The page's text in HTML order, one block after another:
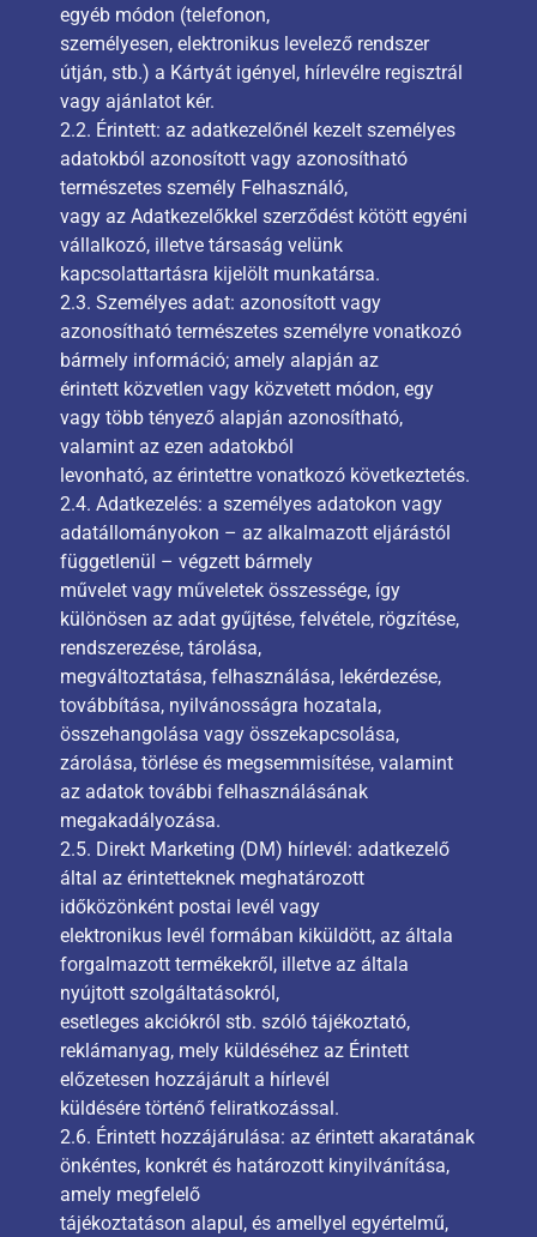
egyéb módon (telefonon,
személyesen, elektronikus levelező rendszer
útján, stb.) a Kártyát igényel, hírlevélre regisztrál
vagy ajánlatot kér.
2.2. Érintett: az adatkezelőnél kezelt személyes
adatokból azonosított vagy azonosítható
természetes személy Felhasználó,
vagy az Adatkezelőkkel szerződést kötött egyéni
vállalkozó, illetve társaság velünk
kapcsolattartásra kijelölt munkatársa.
2.3. Személyes adat: azonosított vagy
azonosítható természetes személyre vonatkozó
bármely információ; amely alapján az
érintett közvetlen vagy közvetett módon, egy
vagy több tényező alapján azonosítható,
valamint az ezen adatokból
levonható, az érintettre vonatkozó következtetés.
2.4. Adatkezelés: a személyes adatokon vagy
adatállományokon – az alkalmazott eljárástól
függetlenül – végzett bármely
művelet vagy műveletek összessége, így
különösen az adat gyűjtése, felvétele, rögzítése,
rendszerezése, tárolása,
megváltoztatása, felhasználása, lekérdezése,
továbbítása, nyilvánosságra hozatala,
összehangolása vagy összekapcsolása,
zárolása, törlése és megsemmisítése, valamint
az adatok további felhasználásának
megakadályozása.
2.5. Direkt Marketing (DM) hírlevél: adatkezelő
által az érintetteknek meghatározott
időközönként postai levél vagy
elektronikus levél formában kiküldött, az általa
forgalmazott termékekről, illetve az általa
nyújtott szolgáltatásokról,
esetleges akciókról stb. szóló tájékoztató,
reklámanyag, mely küldéséhez az Érintett
előzetesen hozzájárult a hírlevél
küldésére történő feliratkozással.
2.6. Érintett hozzájárulása: az érintett akaratának
önkéntes, konkrét és határozott kinyilvánítása,
amely megfelelő
tájékoztatáson alapul, és amellyel egyértelmű,